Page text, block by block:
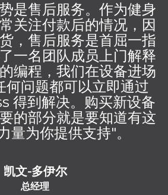
是售后服务。作为健身
关注付款后的情况，因
，售后服务是首屈一指
一名团队成员上门解释
编程，我们在设备进场
何问题都可以立即通过
得到解决。购买新设备
的部分就是要知道有这
量为你提供支持"。
凯文-多伊尔
总经理